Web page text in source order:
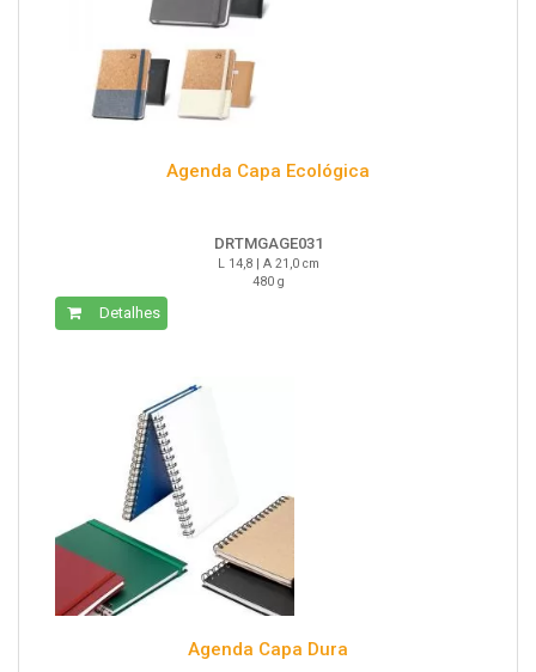
Agenda Capa Ecológica
DRTMGAGE031
L 14,8 | A 21,0 cm
480 g
Detalhes
Agenda Capa Dura